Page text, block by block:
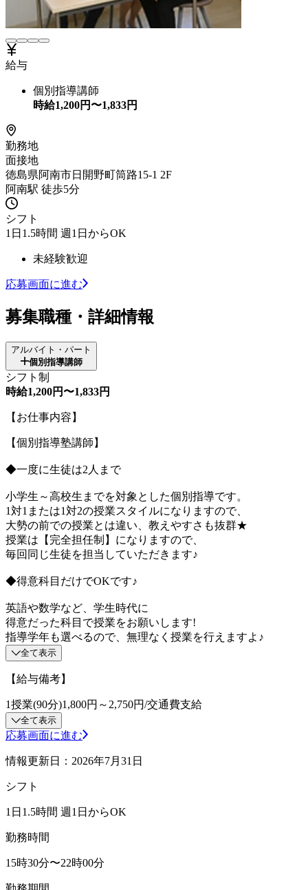
給与
個別指導講師
時給1,200円〜1,833円
勤務地
面接地
徳島県阿南市日開野町筒路15-1 2F
阿南駅 徒歩5分
シフト
1日1.5時間 週1日からOK
未経験歓迎
応募画面に進む
募集職種・詳細情報
アルバイト・パート
個別指導講師
シフト制
時給1,200円〜1,833円
【お仕事内容】
【個別指導塾講師】
◆一度に生徒は2人まで
小学生～高校生までを対象とした個別指導です。
1対1または1対2の授業スタイルになりますので、
大勢の前での授業とは違い、教えやすさも抜群★
授業は【完全担任制】になりますので、
毎回同じ生徒を担当していただきます♪
◆得意科目だけでOKです♪
英語や数学など、学生時代に
得意だった科目で授業をお願いします!
指導学年も選べるので、無理なく授業を行えますよ♪
全て表示
【給与備考】
1授業(90分)1,800円～2,750円/交通費支給
全て表示
応募画面に進む
情報更新日：2026年7月31日
シフト
1日1.5時間 週1日からOK
勤務時間
15時30分〜22時00分